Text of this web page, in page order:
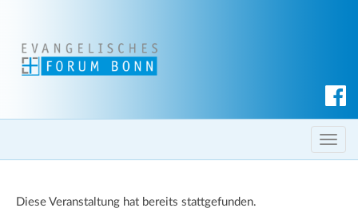
c
h T
o
Diese Veranstaltung hat bereits stattgefunden.